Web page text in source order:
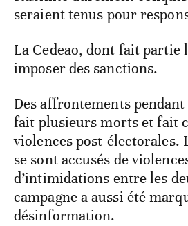
seraient tenus pour
La Cedeao, dont fait partie
imposer des sanctions.
Des affrontements
fait plusieurs morts et fait
violences post-électorales.
se sont accusés de
d’intimidations entre les
campagne a aussi été
désinformation.